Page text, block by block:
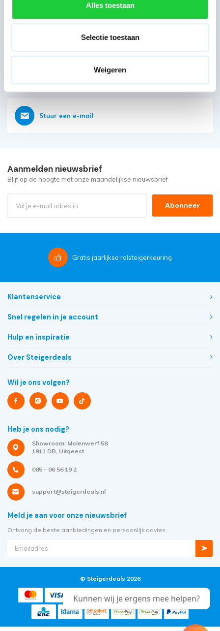
Alles toestaan
Selectie toestaan
Weigeren
Onze klantenservice is vanaf 08:00 weer geopend
Bereikbaar op 085 - 06 56 19 2
Vraag nu direct een offerte aan
Stuur een e-mail
Aanmelden nieuwsbrief
Blijf op de hoogte met onze maandelijkse nieuwsbrief
Abonneer
Gratis jaarlijkse rolsteigerkeuring
Klantenservice
Snel regelen in je account
Hulp en inspiratie
Over Steigerdeals
Wil je ons volgen?
Heb je ons nodig?
Showroom: Molenwerf 58
1911 DB, Uitgeest
085 - 06 56 19 2
support@steigerdeals.nl
Meld je aan voor onze nieuwsbrief
Ontvang de beste aanbiedingen en persoonlijk advies.
© Steigerdeals 2026
Kunnen wij je ergens mee helpen?